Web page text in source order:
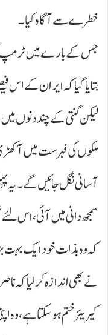
خطرے سے آگاہ کیا۔
جس کے بارے میں ٹرمپ کو
بتایا گیا کہ ایران کے اس
لیکن گنتی کے چند دنوں
ملکوں کی فہرست میں آ
آسانی نگل جائیں گے۔ یہ
سمجھ دانی میں آئی، اس
کہ وہ بذات خود ایک بہت
نے بھی اندازہ کر لیا کہ نا
کیریئر ختم ہو سکتا ہے، وہ